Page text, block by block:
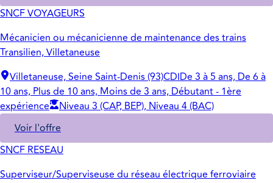
SNCF VOYAGEURS
Mécanicien ou mécanicienne de maintenance des trains
Transilien, Villetaneuse
Villetaneuse, Seine Saint-Denis (93)CDIDe 3 à 5 ans, De 6 à
10 ans, Plus de 10 ans, Moins de 3 ans, Débutant - 1ère
expérience
Niveau 3 (CAP, BEP), Niveau 4 (BAC)
Voir l'offre
SNCF RESEAU
Superviseur/Superviseuse du réseau électrique ferroviaire